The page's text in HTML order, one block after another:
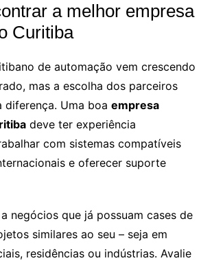
a melhor empresa
Curitiba
de automação vem crescendo
mas a escolha dos parceiros
Uma boa empresa
deve ter experiência
com sistemas compatíveis
e oferecer suporte
negócios que já possuam cases de
similares ao seu – seja em
residências ou indústrias. Avalie